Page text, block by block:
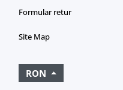
Formular retur
Site Map
RON